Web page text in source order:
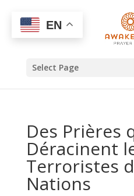
Select Page
Des Prières
Déracinent
Terroristes
Nations
EN